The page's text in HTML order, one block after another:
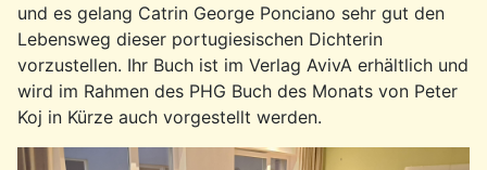
und es gelang Catrin George Ponciano sehr gut den
Lebensweg dieser portugiesischen Dichterin
vorzustellen. Ihr Buch ist im Verlag AvivA erhältlich und
wird im Rahmen des PHG Buch des Monats von Peter
Koj in Kürze auch vorgestellt werden.